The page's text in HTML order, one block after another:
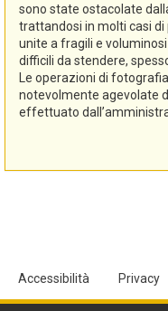
sono state ostacolate
trattandosi in molti casi
unite a fragili e
difficili da stendere,
Le operazioni di
notevolmente agevolate
effettuato
Accessibilità Privacy